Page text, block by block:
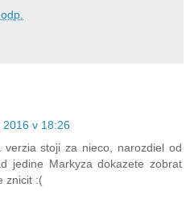
v 18:26
stoji za nieco, narozdiel od
jedine Markyza dokazete zobrat
znicit :(